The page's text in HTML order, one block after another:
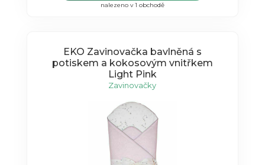
nalezeno v 1 obchodě
EKO Zavinovačka bavlněná s
potiskem a kokosovým vnitřkem
Light Pink
Zavinovačky